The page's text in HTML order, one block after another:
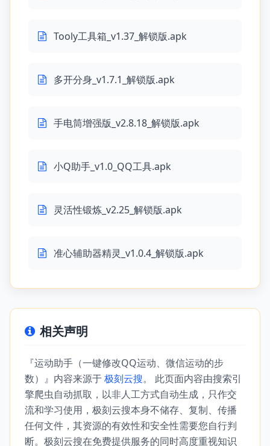
Tooly工具箱_v1.37_解锁版.apk
多开分身_v1.7.1_解锁版.apk
手电筒增强版_v2.8.18_解锁版.apk
小Q助手_v1.0_QQ工具.apk
灵活性锻炼_v2.25_解锁版.apk
准心辅助器精灵_v1.0.4_解锁版.apk
相关声明
『运动助手（一键修改QQ运动、微信运动的步
数）』内容来源于极刻云搜。 此页面内容由搜索引
擎爬虫自动抓取，以非人工方式自动生成，只作交
流和学习使用，极刻云搜本身不储存、复制、传播
任何文件，其资源的有效性和安全性需要您自行判
断。极刻云搜在免费提供服务的同时高度重视知识